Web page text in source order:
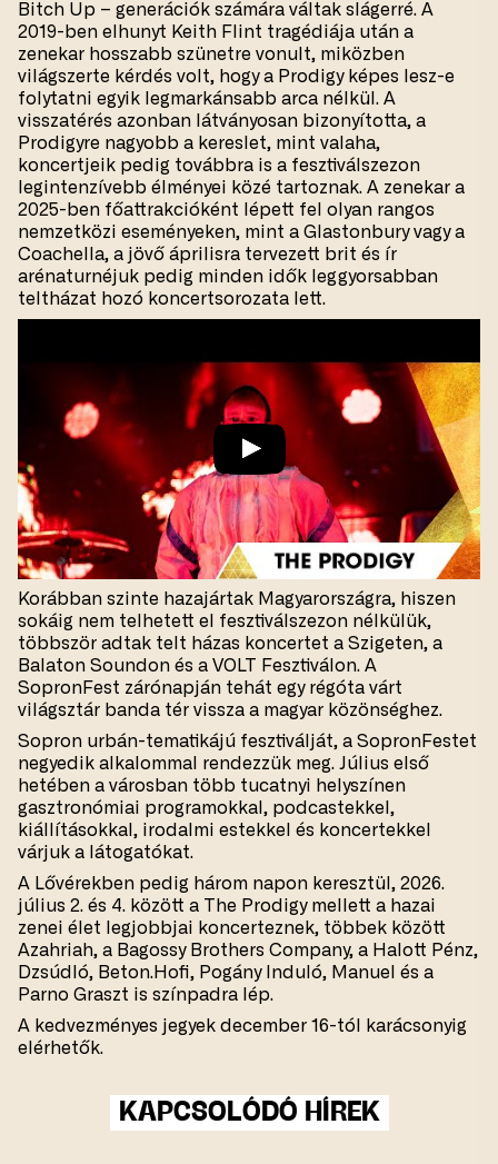
Bitch Up – generációk számára váltak slágerré. A
2019-ben elhunyt Keith Flint tragédiája után a
zenekar hosszabb szünetre vonult, miközben
világszerte kérdés volt, hogy a Prodigy képes lesz-e
folytatni egyik legmarkánsabb arca nélkül. A
visszatérés azonban látványosan bizonyította, a
Prodigyre nagyobb a kereslet, mint valaha,
koncertjeik pedig továbbra is a fesztiválszezon
legintenzívebb élményei közé tartoznak. A zenekar a
2025-ben főattrakcióként lépett fel olyan rangos
nemzetközi eseményeken, mint a Glastonbury vagy a
Coachella, a jövő áprilisra tervezett brit és ír
arénaturnéjuk pedig minden idők leggyorsabban
teltházat hozó koncertsorozata lett.
Korábban szinte hazajártak Magyarországra, hiszen
sokáig nem telhetett el fesztiválszezon nélkülük,
többször adtak telt házas koncertet a Szigeten, a
Balaton Soundon és a VOLT Fesztiválon. A
SopronFest zárónapján tehát egy régóta várt
világsztár banda tér vissza a magyar közönséghez.
Sopron urbán-tematikájú fesztiválját, a SopronFestet
negyedik alkalommal rendezzük meg. Július első
hetében a városban több tucatnyi helyszínen
gasztronómiai programokkal, podcastekkel,
kiállításokkal, irodalmi estekkel és koncertekkel
várjuk a látogatókat.
A Lővérekben pedig három napon keresztül, 2026.
július 2. és 4. között a The Prodigy mellett a hazai
zenei élet legjobbjai koncerteznek, többek között
Azahriah, a Bagossy Brothers Company, a Halott Pénz,
Dzsúdló, Beton.Hofi, Pogány Induló, Manuel és a
Parno Graszt is színpadra lép.
A kedvezményes jegyek december 16-tól karácsonyig
elérhetők.
KAPCSOLÓDÓ HÍREK